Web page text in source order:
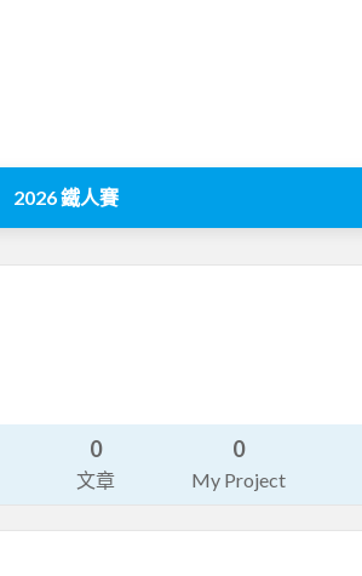
2026 鐵人賽
0
文章
0
My Project